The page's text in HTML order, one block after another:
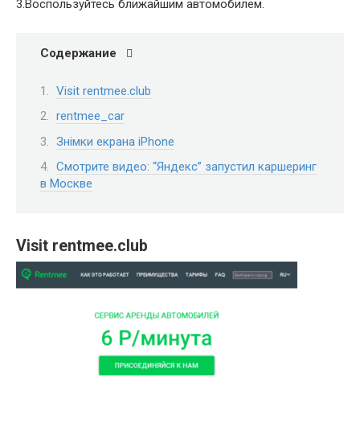
3.Воспользуйтесь ближайшим автомобилем.
Содержание
Visit rentmee.club
rentmee_car
Знімки екрана iPhone
Смотрите видео: “Яндекс” запустил каршеринг
в Москве
Visit rentmee.club